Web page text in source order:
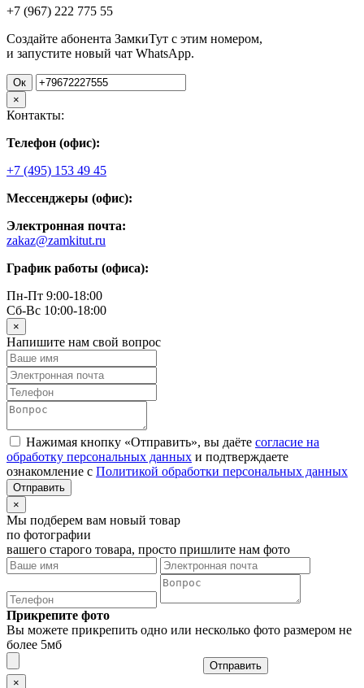
+7 (967) 222 775 55
Создайте абонента ЗамкиТут с этим номером,
и запустите новый чат WhatsApp.
Ок
×
Контакты:
Телефон (офис):
+7 (495) 153 49 45
Мессенджеры (офис):
Электронная почта:
zakaz@zamkitut.ru
График работы (офиса):
Пн-Пт 9:00-18:00
Сб-Вс 10:00-18:00
×
Напишите нам свой вопрос
Нажимая кнопку «Отправить», вы даёте согласие на
обработку персональных данных и подтверждаете
ознакомление с Политикой обработки персональных данных
×
Мы подберем вам новый товар
по фотографии
вашего старого товара, просто пришлите нам фото
Прикрепите фото
Вы можете прикрепить одно или несколько фото размером не
более 5мб
Отправить
×